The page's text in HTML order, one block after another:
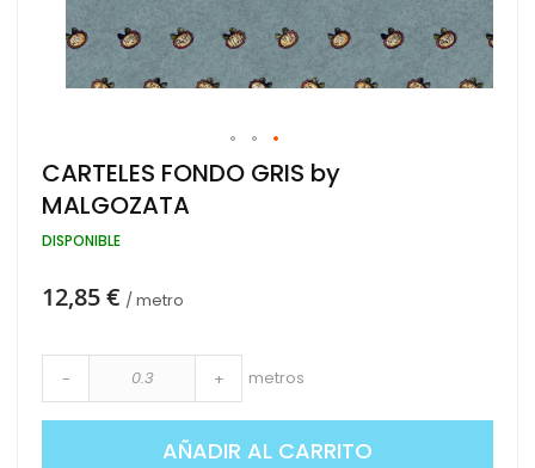
Saltar
al
comienzo
la
de
imágenes
CARTELES FONDO GRIS by
MALGOZATA
DISPONIBLE
12,85 € / metro
- + metros
AÑADIR AL CARRITO